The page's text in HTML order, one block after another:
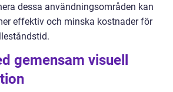
dessa användningsområden kan
effektiv och minska kostnader för
gemensam visuell